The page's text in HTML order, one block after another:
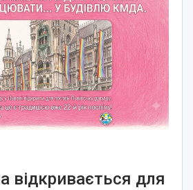
відкривається для